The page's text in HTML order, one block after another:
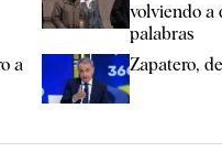
volviendo a
palabras
a
Zapatero,